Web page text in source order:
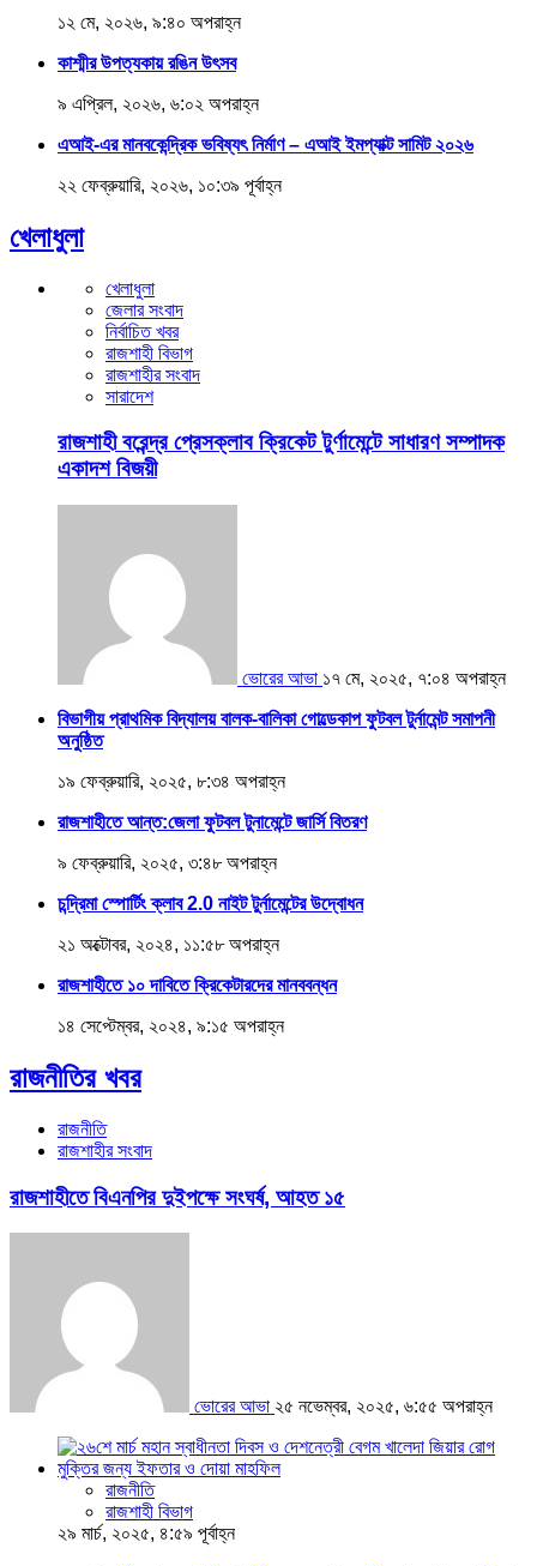
১২ মে, ২০২৬, ৯:৪০ অপরাহ্ন
কাশ্মীর উপত্যকায় রঙিন উৎসব
৯ এপ্রিল, ২০২৬, ৬:০২ অপরাহ্ন
এআই-এর মানবকেন্দ্রিক ভবিষ্যৎ নির্মাণ – এআই ইমপ্যাক্ট সামিট ২০২৬
২২ ফেব্রুয়ারি, ২০২৬, ১০:৩৯ পূর্বাহ্ন
খেলাধুলা
খেলাধুলা
জেলার সংবাদ
নির্বাচিত খবর
রাজশাহী বিভাগ
রাজশাহীর সংবাদ
সারাদেশ
রাজশাহী বরেন্দ্র প্রেসক্লাব ক্রিকেট টুর্ণামেন্টে সাধারণ সম্পাদক
একাদশ বিজয়ী
ভোরের আভা ১৭ মে, ২০২৫, ৭:০৪ অপরাহ্ন
বিভাগীয় প্রাথমিক বিদ্যালয় বালক-বালিকা গোল্ডেকাপ ফুটবল টুর্নামেন্ট সমাপনী
অনুষ্ঠিত
১৯ ফেব্রুয়ারি, ২০২৫, ৮:৩৪ অপরাহ্ন
রাজশাহীতে আন্ত:জেলা ফুটবল টুনামেন্টে জার্সি বিতরণ
৯ ফেব্রুয়ারি, ২০২৫, ৩:৪৮ অপরাহ্ন
চন্দ্রিমা স্পোর্টিং ক্লাব 2.0 নাইট টুর্নামেন্টের উদ্বোধন
২১ অক্টোবর, ২০২৪, ১১:৫৮ অপরাহ্ন
রাজশাহীতে ১০ দাবিতে ক্রিকেটারদের মানববন্ধন
১৪ সেপ্টেম্বর, ২০২৪, ৯:১৫ অপরাহ্ন
রাজনীতির খবর
রাজনীতি
রাজশাহীর সংবাদ
রাজশাহীতে বিএনপির দুইপক্ষে সংঘর্ষ, আহত ১৫
ভোরের আভা ২৫ নভেম্বর, ২০২৫, ৬:৫৫ অপরাহ্ন
রাজনীতি
রাজশাহী বিভাগ
২৯ মার্চ, ২০২৫, ৪:৫৯ পূর্বাহ্ন